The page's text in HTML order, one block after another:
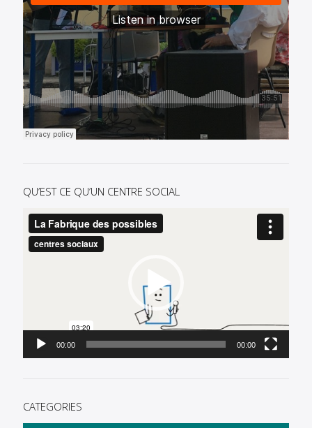
QU’EST CE QU’UN CENTRE SOCIAL
Lecteur
vidéo
00:00 00:00
CATEGORIES